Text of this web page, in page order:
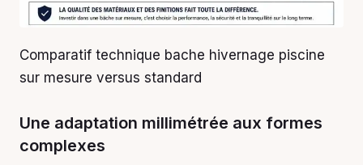
Comparatif technique bache hivernage piscine
sur mesure versus standard
Une adaptation millimétrée aux formes
complexes